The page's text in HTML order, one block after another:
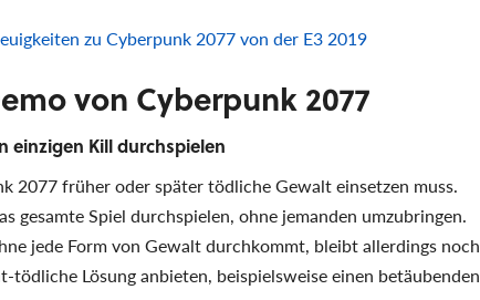
zu Cyberpunk 2077 von der E3 2019
von Cyberpunk 2077
einzigen Kill durchspielen
2077 früher oder später tödliche Gewalt einsetzen muss.
gesamte Spiel durchspielen, ohne jemanden umzubringen.
jede Form von Gewalt durchkommt, bleibt allerdings noch
Lösung anbieten, beispielsweise einen betäubenden